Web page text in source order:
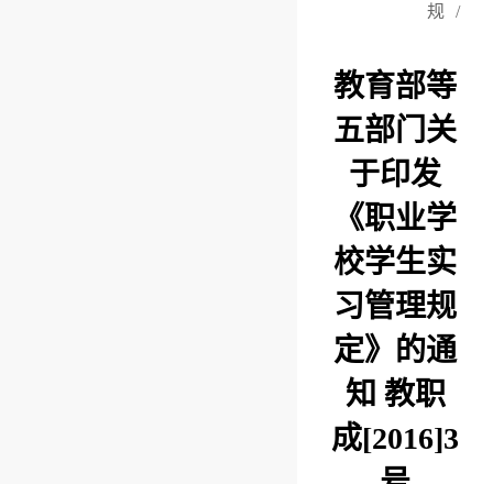
规 /
教育部等
五部门关
于印发
《职业学
校学生实
习管理规
定》的通
知 教职
成[2016]3